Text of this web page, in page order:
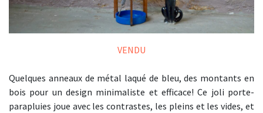
VENDU
Quelques anneaux de métal laqué de bleu, des montants en
bois pour un design minimaliste et efficace! Ce joli porte-
parapluies joue avec les contrastes, les pleins et les vides, et